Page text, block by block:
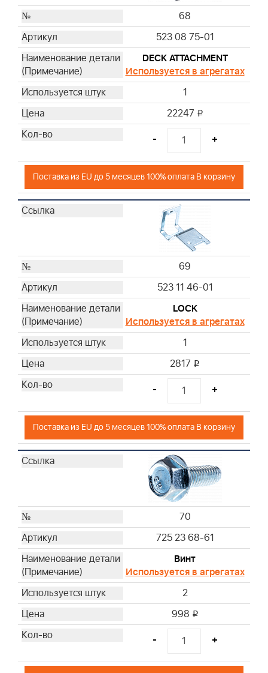
68
523 08 75-01
DECK ATTACHMENT
Используется в агрегатах
1
22247 i
- +
Поставка из EU до 5 месяцев 100% оплата В корзину
69
523 11 46-01
LOCK
Используется в агрегатах
1
2817 i
- +
Поставка из EU до 5 месяцев 100% оплата В корзину
70
725 23 68-61
Винт
Используется в агрегатах
2
998 i
- +